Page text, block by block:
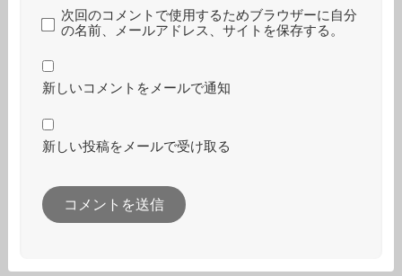
次回のコメントで使用するためブラウザーに自分
の名前、メールアドレス、サイトを保存する。
新しいコメントをメールで通知
新しい投稿をメールで受け取る